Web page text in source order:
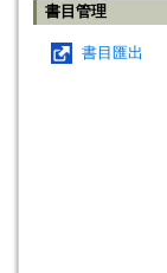
書目管理
書目匯出